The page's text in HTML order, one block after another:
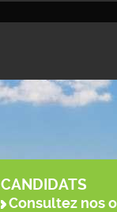
CANDIDATS
Consultez nos